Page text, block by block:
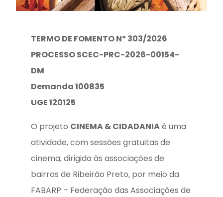
TERMO DE FOMENTO Nº 303/2026
PROCESSO SCEC-PRC-2026-00154-
DM
Demanda 100835
UGE 120125
O projeto CINEMA & CIDADANIAé uma
atividade, com sessões gratuitas de
cinema, dirigida às associações de
bairros de Ribeirão Preto, por meio da
FABARP – Federação das Associações de